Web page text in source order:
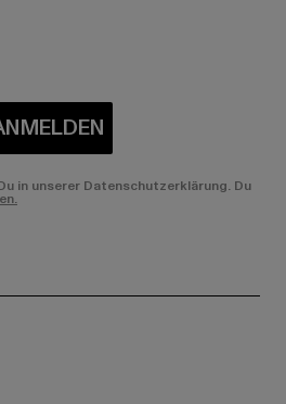
in unserer Datenschutzerklärung. Du